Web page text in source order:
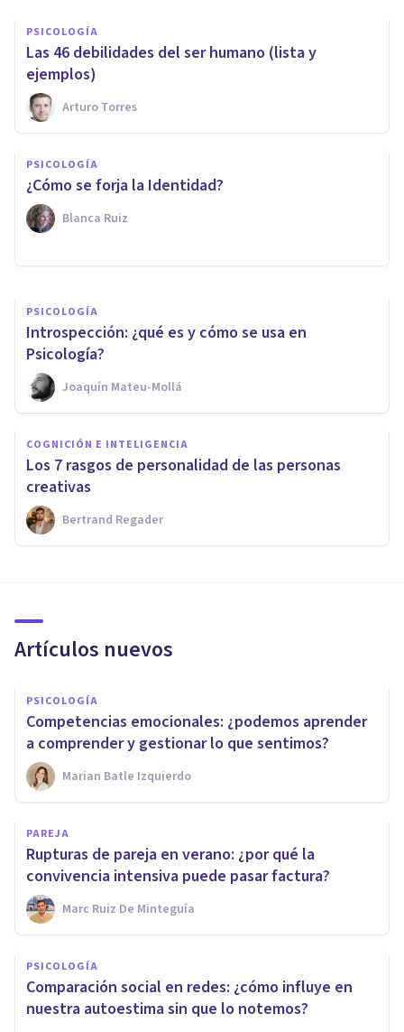
PSICOLOGÍA
Las 46 debilidades del ser humano (lista y
ejemplos)
Arturo Torres
PSICOLOGÍA
¿Cómo se forja la Identidad?
Blanca Ruiz
Las 10 habilidades para la vida
más importantes
PSICOLOGÍA
Introspección: ¿qué es y cómo se usa en
Psicología?
Joaquín Mateu-Mollá
COGNICIÓN E INTELIGENCIA
Los 7 rasgos de personalidad de las personas
creativas
Bertrand Regader
Artículos nuevos
PSICOLOGÍA
Competencias emocionales: ¿podemos aprender
a comprender y gestionar lo que sentimos?
Marian Batle Izquierdo
PAREJA
Rupturas de pareja en verano: ¿por qué la
convivencia intensiva puede pasar factura?
Marc Ruiz De Minteguía
PSICOLOGÍA
Comparación social en redes: ¿cómo influye en
nuestra autoestima sin que lo notemos?